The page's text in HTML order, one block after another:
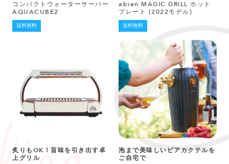
コンパクトウォーターサーバー
AQUACUBE2
送料無料
abien MAGIC GRILL ホット
プレート (2022モデル)
送料無料
炙りもOK！旨味を引き出す卓
上グリル
泡まで美味しいビアカクテルを
ご自宅で